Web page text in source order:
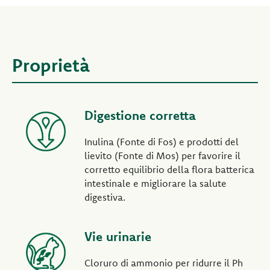
Proprietà
Digestione corretta
Inulina (Fonte di Fos) e prodotti del
lievito (Fonte di Mos) per favorire il
corretto equilibrio della flora batterica
intestinale e migliorare la salute
digestiva.
Vie urinarie
Cloruro di ammonio per ridurre il Ph